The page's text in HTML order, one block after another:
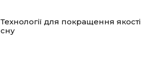
Технології для покращення якості
сну